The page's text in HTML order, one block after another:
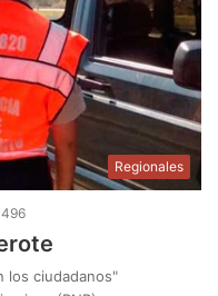
Regionales
496
los ciudadanos"